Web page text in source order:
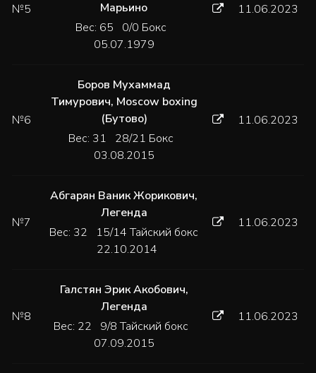
№5
Марьино
Вес: 65 0/0 Бокс
05.07.1979
11.06.2023
№6
Боров Мухаммад
Тимурович, Moscow boxing
(Бутово)
Вес: 31 28/21 Бокс
03.08.2015
11.06.2023
№7
Абгарян Ваник Жорикович,
Легенда
Вес: 32 15/14 Тайский бокс
22.10.2014
11.06.2023
№8
Галстян Эрик Акобович,
Легенда
Вес: 22 9/8 Тайский бокс
07.09.2015
11.06.2023